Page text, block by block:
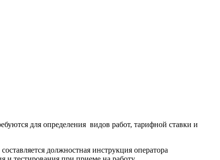
для определения видов работ, тарифной ставки и
должностная инструкция оператора